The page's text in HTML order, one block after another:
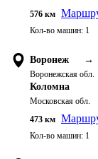
576 км
Кол-во машин: 1
Воронеж →
Воронежская обл.
Коломна
Московская обл.
473 км
Кол-во машин: 1